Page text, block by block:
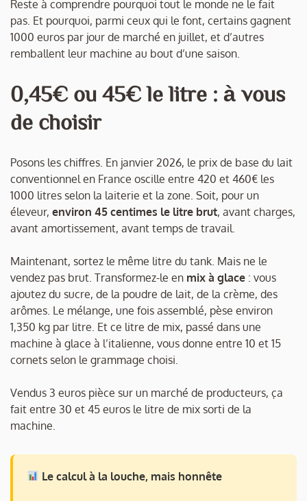
Reste à comprendre pourquoi tout le monde ne le fait
pas. Et pourquoi, parmi ceux qui le font, certains gagnent
1000 euros par jour de marché en juillet, et d’autres
remballent leur machine au bout d’une saison.
0,45€ ou 45€ le litre : à vous
de choisir
Posons les chiffres. En janvier 2026, le prix de base du lait
conventionnel en France oscille entre 420 et 460€ les
1000 litres selon la laiterie et la zone. Soit, pour un
éleveur, environ 45 centimes le litre brut, avant charges,
avant amortissement, avant temps de travail.
Maintenant, sortez le même litre du tank. Mais ne le
vendez pas brut. Transformez-le en mix à glace : vous
ajoutez du sucre, de la poudre de lait, de la crème, des
arômes. Le mélange, une fois assemblé, pèse environ
1,350 kg par litre. Et ce litre de mix, passé dans une
machine à glace à l’italienne, vous donne entre 10 et 15
cornets selon le grammage choisi.
Vendus 3 euros pièce sur un marché de producteurs, ça
fait entre 30 et 45 euros le litre de mix sorti de la
machine.
Le calcul à la louche, mais honnête